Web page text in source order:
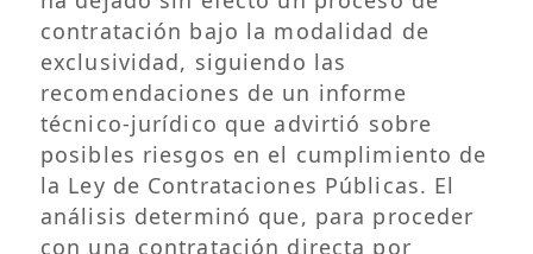
contratación bajo la modalidad de
exclusividad, siguiendo las
recomendaciones de un informe
técnico-jurídico que advirtió sobre
posibles riesgos en el cumplimiento de
la Ley de Contrataciones Públicas. El
análisis determinó que, para proceder
con una contratación directa por